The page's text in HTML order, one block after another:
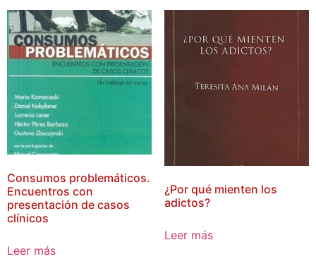
Consumos problemáticos.
Encuentros con
presentación de casos
clínicos
Leer más
¿Por qué mienten los
adictos?
Leer más